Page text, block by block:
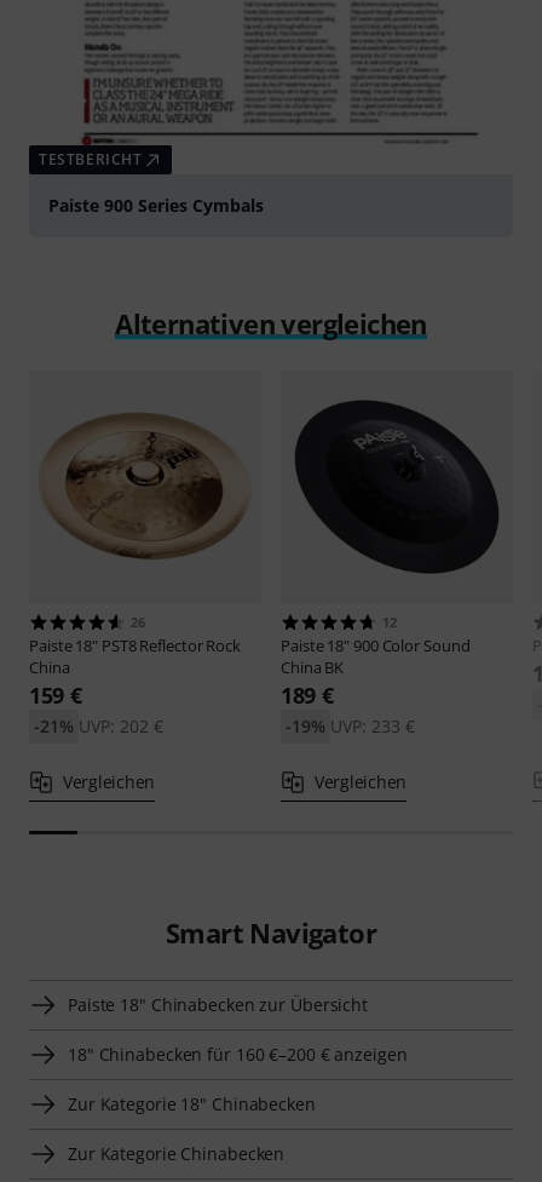
TESTBERICHT
Paiste 900 Series Cymbals
Alternativen vergleichen
26
Paiste18" PST8 Reflector Rock
China
159 €
UVP: 202 €
-21%
Vergleichen
12
Paiste18" 900 Color Sound
China BK
189 €
UVP: 233 €
-19%
Vergleichen
Smart Navigator
Paiste 18" Chinabecken zur Übersicht
18" Chinabecken für 160 €–200 € anzeigen
Zur Kategorie 18" Chinabecken
Zur Kategorie Chinabecken